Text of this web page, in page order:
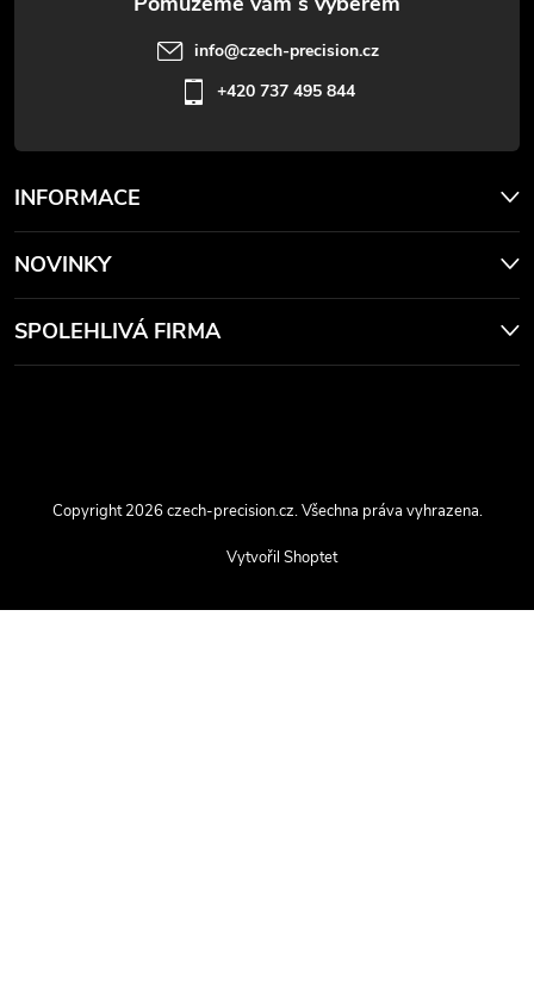
INFORMACE
NOVINKY
SPOLEHLIVÁ FIRMA
info@czech-precision.cz
+420 737 495 844
Vytvořil Shoptet
Copyright 2026czech-precision.cz. Všechna práva vyhrazena.